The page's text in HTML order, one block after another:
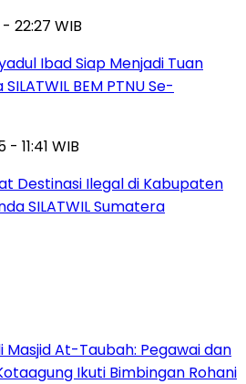
22:27 WIB
Ibad Siap Menjadi Tuan
BEM PTNU Se-
11:41 WIB
Destinasi Ilegal di Kabupaten
SILATWIL Sumatera
Masjid At-Taubah: Pegawai dan
Ikuti Bimbingan Rohani